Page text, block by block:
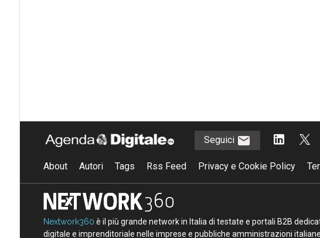
Seguici
About Autori Tags Rss Feed Privacy e Cookie Policy
Nextwork360 è il più grande network in Italia di testate e portali B2B
digitale e imprenditoriale nelle imprese e pubbliche amministrazioni italiane.